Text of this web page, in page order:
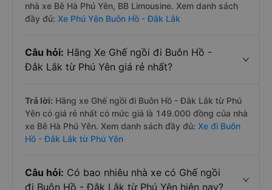
nhà xe Bê Hà Phú Yên, BB Limousine. Xem danh sách
đầy đủ: Xe Phú Yên Buôn Hồ - Đắk Lắk
Câu hỏi: Hãng Xe Ghế ngồi đi Buôn Hồ -
Đắk Lắk từ Phú Yên giá rẻ nhất?
Trả lời: Hãng xe Ghế ngồi đi Buôn Hồ - Đắk Lắk từ Phú
Yên có giá rẻ nhất có mức giá là 149.000 đồng của nhà
xe Bê Hà Phú Yên. Xem danh sách đầy đủ: Xe đi Buôn
Hồ - Đắk Lắk từ Phú Yên
Câu hỏi: Có bao nhiêu nhà xe có Ghế ngồi
đi Buôn Hồ - Đắk Lắk từ Phú Yên hiện nay?